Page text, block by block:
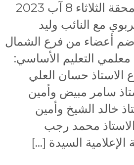
المعلمين محقة الثلاثاء 8 آب 2023
مع النائب وليد
ضم أعضاء من فرع الشمال
التعليم الأساسي:
الاستاذ حسان العلي
سامر مبيض وأمين
خالد الشيخ وأمين
محمد رجب
الإعلامية السيدة […]